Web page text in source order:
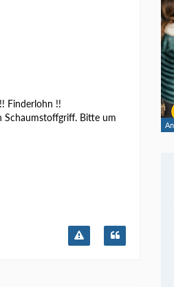
Finderlohn !!
Schaumstoffgriff. Bitte um